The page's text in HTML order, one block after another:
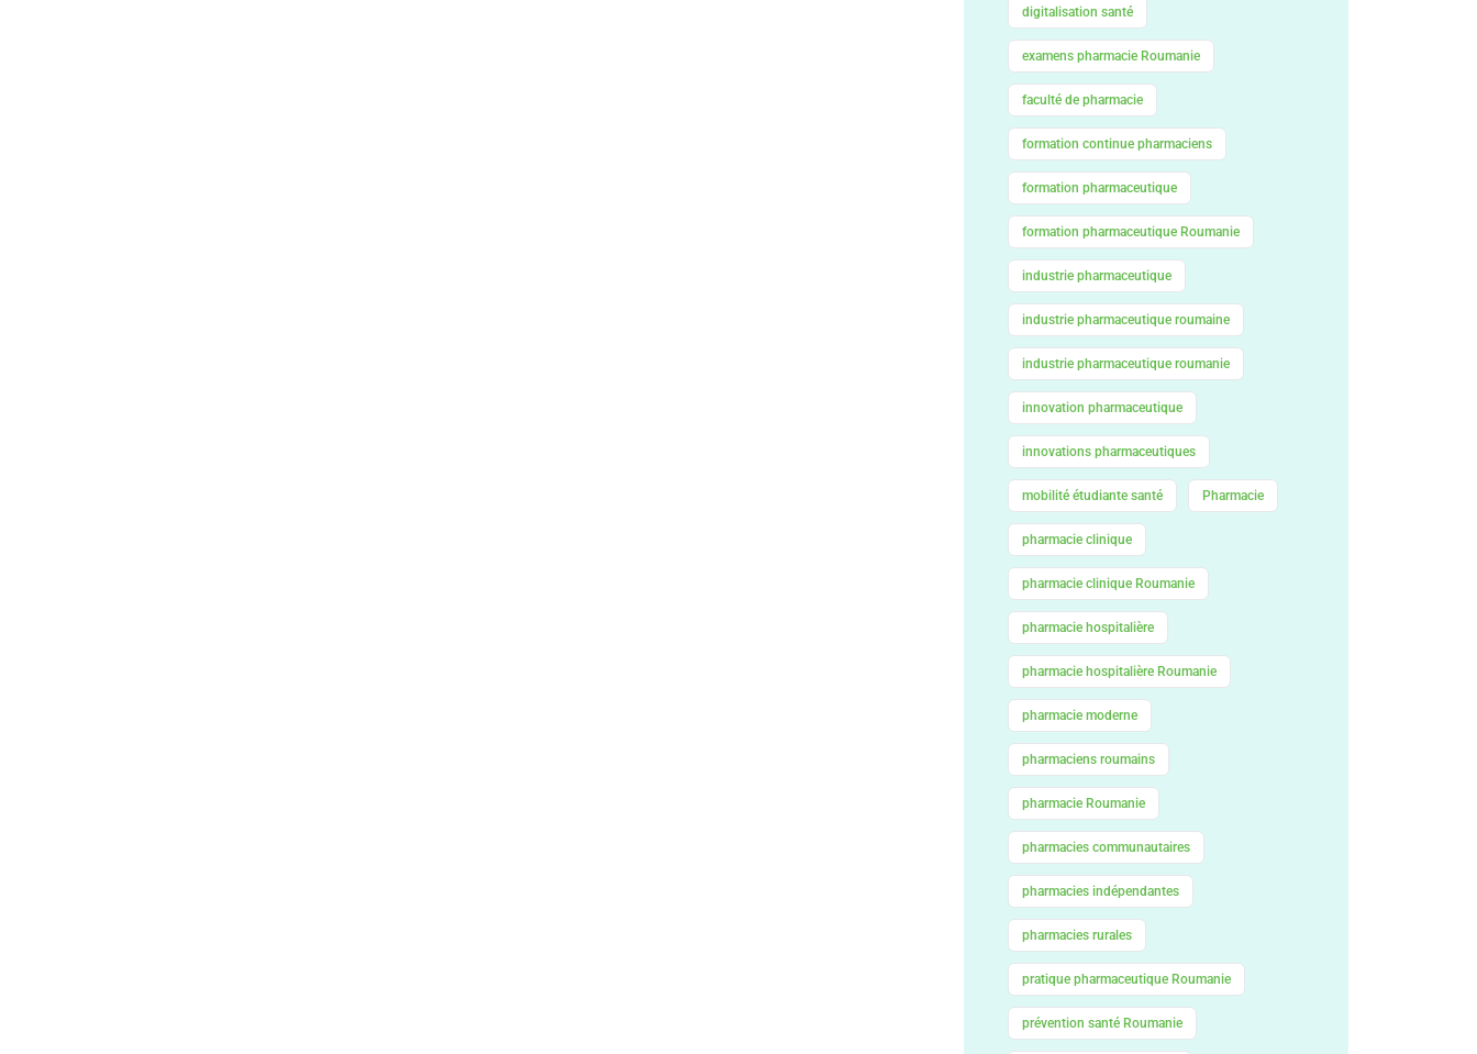
digitalisation santé
examens pharmacie Roumanie
faculté de pharmacie
formation continue pharmaciens
formation pharmaceutique
formation pharmaceutique Roumanie
industrie pharmaceutique
industrie pharmaceutique roumaine
industrie pharmaceutique roumanie
innovation pharmaceutique
innovations pharmaceutiques
mobilité étudiante santé Pharmacie
pharmacie clinique
pharmacie clinique Roumanie
pharmacie hospitalière
pharmacie hospitalière Roumanie
pharmacie moderne
pharmaciens roumains
pharmacie Roumanie
pharmacies communautaires
pharmacies indépendantes
pharmacies rurales
pratique pharmaceutique Roumanie
prévention santé Roumanie